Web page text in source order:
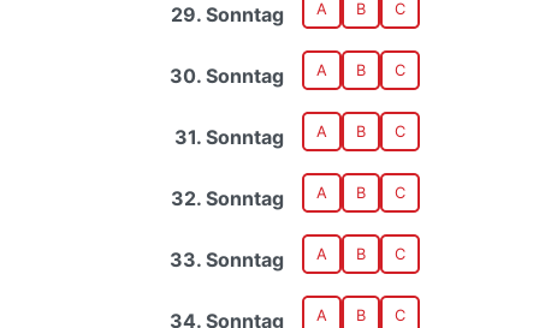
29. Sonntag A B C
30. Sonntag A B C
31. Sonntag A B C
32. Sonntag A B C
33. Sonntag A B C
34. Sonntag A B C